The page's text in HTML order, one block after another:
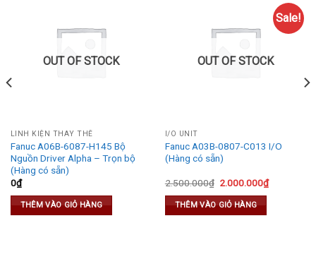
OUT OF STOCK
LINH KIỆN THAY THẾ
Fanuc A06B-6087-H145 Bộ
Nguồn Driver Alpha – Trọn bộ
(Hàng có sẵn)
0₫
THÊM VÀO GIỎ HÀNG
Sale!
OUT OF STOCK
I/O UNIT
Fanuc A03B-0807-C013 I/O
(Hàng có sẵn)
2.500.000₫ Original
was:
2.500.000₫.
2.000.000₫Current
price
THÊM VÀO GIỎ HÀNG